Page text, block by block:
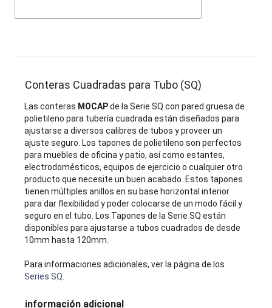
Conteras Cuadradas para Tubo (SQ)
Las conteras MOCAPde la Serie SQ con pared gruesa de
polietileno para tubería cuadrada están diseñados para
ajustarse a diversos calibres de tubos y proveer un
ajuste seguro. Los tapones de polietileno son perfectos
para muebles de oficina y patio, así como estantes,
electrodomésticos, equipos de ejercicio o cualquier otro
producto que necesite un buen acabado. Estos tapones
tienen múltiples anillos en su base horizontal interior
para dar flexibilidad y poder colocarse de un modo fácil y
seguro en el tubo. Los Tapones de la Serie SQ están
disponibles para ajustarse a tubos cuadrados de desde
10mm hasta 120mm.
Para informaciones adicionales, ver la página de los
Series SQ.
información adicional